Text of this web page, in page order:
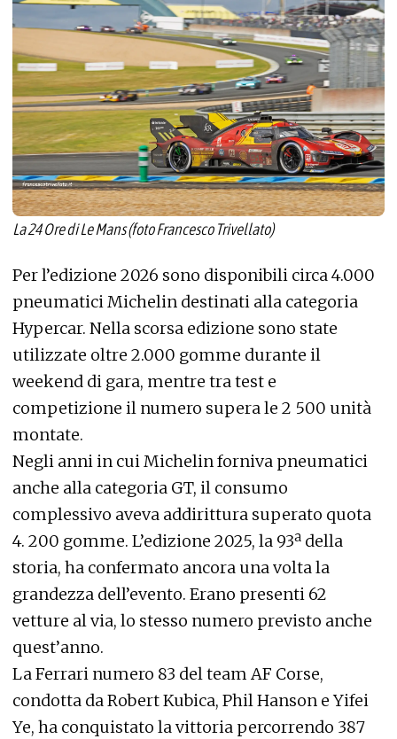
La 24 Ore di Le Mans (foto Francesco Trivellato)
Per l’edizione 2026 sono disponibili circa 4.000
pneumatici Michelin destinati alla categoria
Hypercar. Nella scorsa edizione sono state
utilizzate oltre 2.000 gomme durante il
weekend di gara, mentre tra test e
competizione il numero supera le 2 500 unità
montate.
Negli anni in cui Michelin forniva pneumatici
anche alla categoria GT, il consumo
complessivo aveva addirittura superato quota
4. 200 gomme. L’edizione 2025, la 93ª della
storia, ha confermato ancora una volta la
grandezza dell’evento. Erano presenti 62
vetture al via, lo stesso numero previsto anche
quest’anno.
La Ferrari numero 83 del team AF Corse,
condotta da Robert Kubica, Phil Hanson e Yifei
Ye, ha conquistato la vittoria percorrendo 387